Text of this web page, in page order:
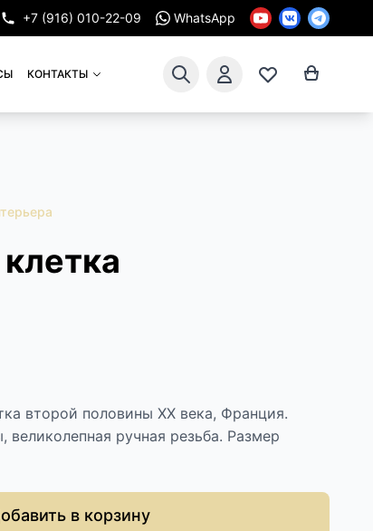
+7 (916) 010-22-09 WhatsApp
КОНТАКТЫ
второй половины XX века, Франция.
ручная резьба. Размер
в корзину